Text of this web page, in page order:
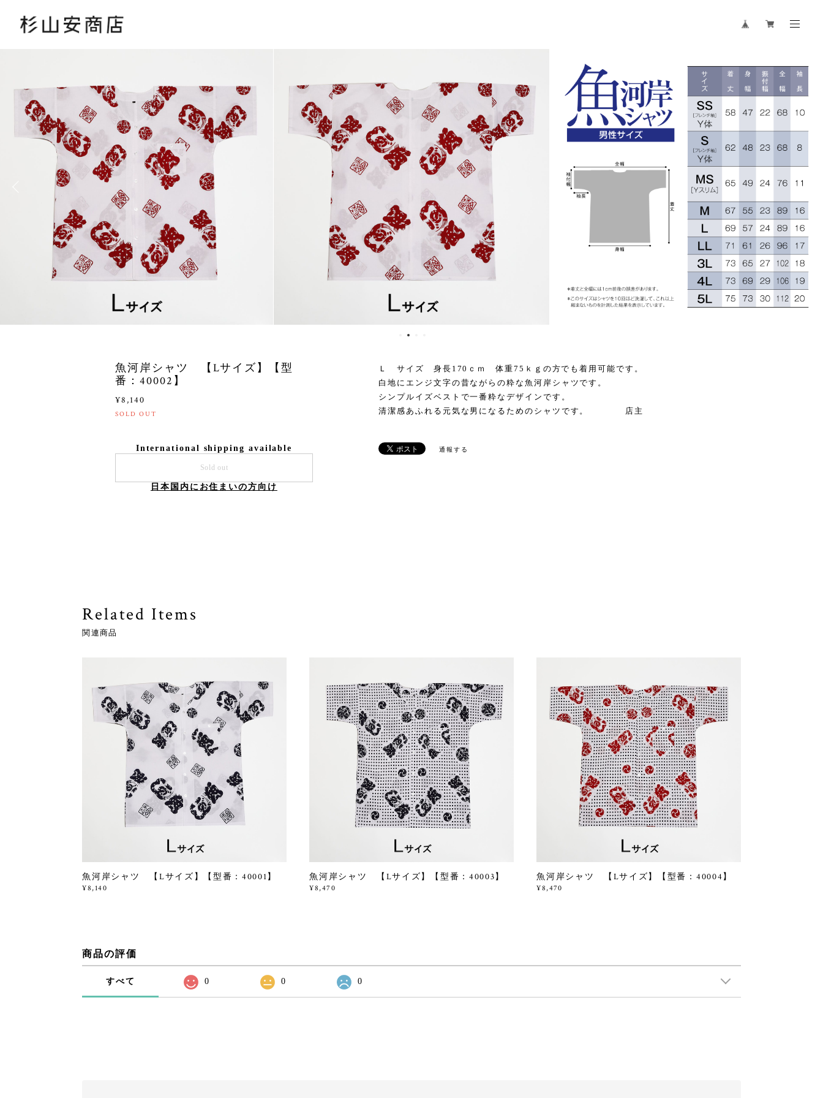
魚河岸シャツ 【Lサイズ】【型
番：40002】
¥8,140
SOLD OUT
International shipping available
Sold out
日本国内にお住まいの方向け
Ｌ サイズ 身長170ｃｍ 体重75ｋｇの方でも着用可能です。
白地にエンジ文字の昔ながらの粋な魚河岸シャツです。
シンプルイズベストで一番粋なデザインです。
清潔感あふれる元気な男になるためのシャツです。 店主
通報する
Related Items
関連商品
魚河岸シャツ 【Lサイズ】【型番：40001】
¥8,140
魚河岸シャツ 【Lサイズ】【型番：40003】
¥8,470
魚河岸シャツ 【Lサイズ】【型番：40004】
¥8,470
商品の評価
すべて 0 0 0